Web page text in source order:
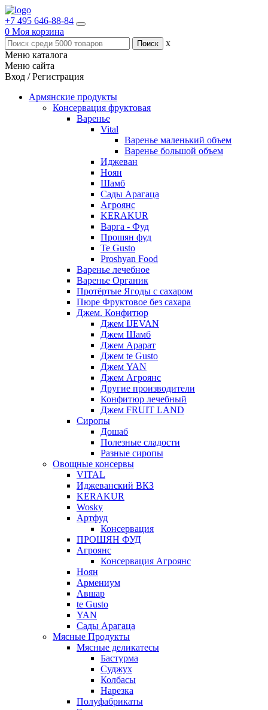
+7 495 646-88-84
0 Моя корзина
x
Меню каталога
Меню сайта
Вход / Регистрация
Армянские продукты
Консервация фруктовая
Варенье
Vital
Варенье маленький объем
Варенье большой объем
Иджеван
Ноян
Шамб
Сады Арагаца
Агроянс
KERAKUR
Варга - Фуд
Прошян фуд
Te Gusto
Proshyan Food
Варенье лечебное
Варенье Органик
Протёртые Ягоды с сахаром
Пюре Фруктовое без сахара
Джем. Конфитюр
Джем IJEVAN
Джем Шамб
Джем Арарат
Джем te Gusto
Джем YAN
Джем Агроянс
Другие производители
Конфитюр лечебный
Джем FRUIT LAND
Сиропы
Дошаб
Полезные сладости
Разные сиропы
Овощные консервы
VITAL
Иджеванский ВКЗ
KERAKUR
Wosky
Артфуд
Консервация
ПРОШЯН ФУД
Агроянс
Консервация Агроянс
Ноян
Армениум
Авшар
te Gusto
YAN
Сады Арагаца
Мясные Продукты
Мясные деликатесы
Бастурма
Суджух
Колбасы
Нарезка
Полуфабрикаты